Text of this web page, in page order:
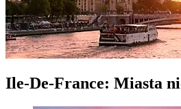
Ile-De-France: Miasta